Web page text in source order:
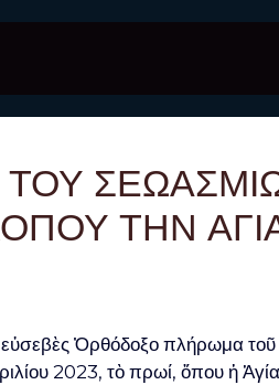
ΤΗΝ
Ὀρθόδοξο πλήρωμα τοῦ
2023, τὸ πρωί, ὅπου ἡ